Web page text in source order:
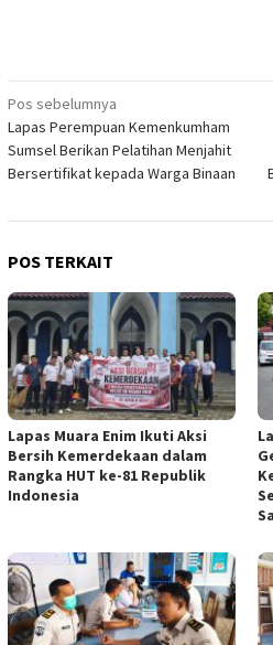
Navigasi
pos
Pos sebelumnya
Lapas Perempuan Kemenkumham
Sumsel Berikan Pelatihan Menjahit
Bersertifikat kepada Warga Binaan
POS TERKAIT
Lapas Muara Enim Ikuti Aksi
Bersih Kemerdekaan dalam
Rangka HUT ke-81 Republik
Indonesia